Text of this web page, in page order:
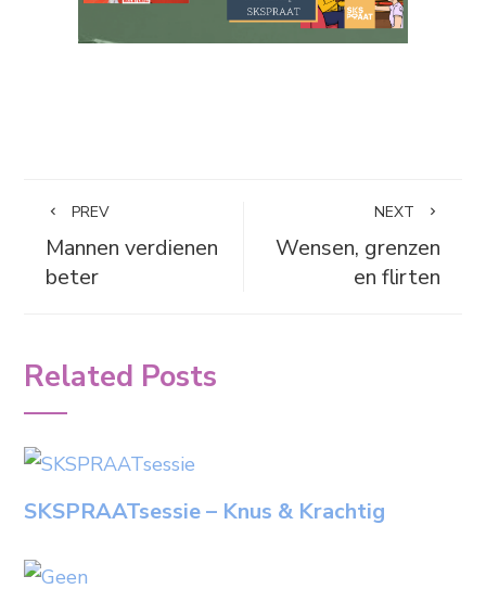
PREV
Mannen verdienen
beter
NEXT
Wensen, grenzen
en flirten
Related Posts
SKSPRAATsessie – Knus & Krachtig